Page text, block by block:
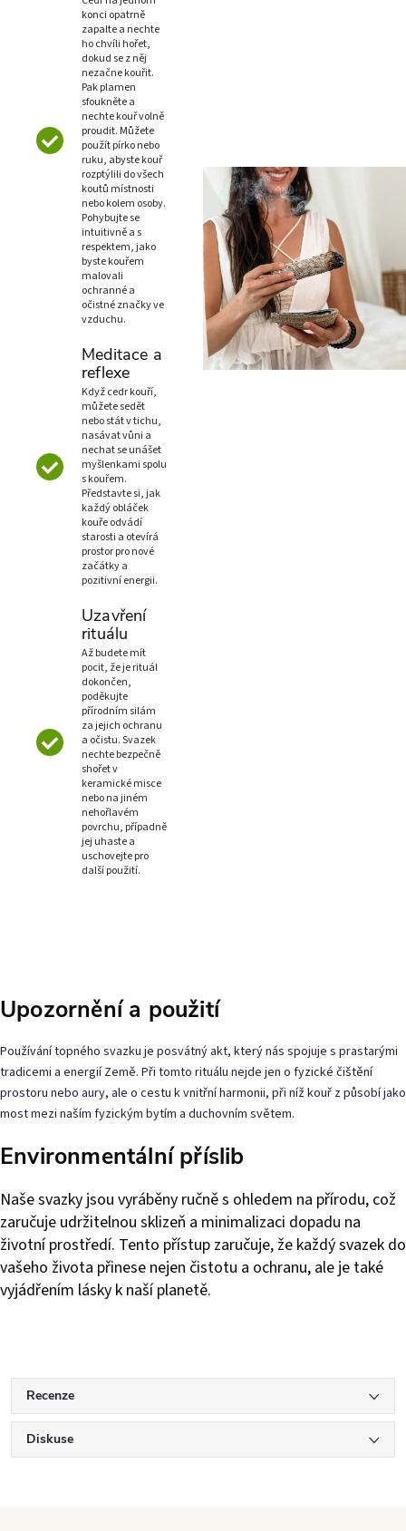
konci opatrně
zapalte a nechte
ho chvíli hořet,
dokud se z něj
nezačne kouřit.
Pak plamen
sfoukněte a
nechte kouř volně
proudit. Můžete
použít pírko nebo
ruku, abyste kouř
rozptýlili do všech
koutů místnosti
nebo kolem osoby.
Pohybujte se
intuitivně a s
respektem, jako
byste kouřem
malovali
ochranné a
očistné značky ve
vzduchu.
Meditace a
reflexe
Když cedr kouří,
můžete sedět
nebo stát v tichu,
nasávat vůni a
nechat se unášet
myšlenkami spolu
s kouřem.
Představte si, jak
každý obláček
kouře odvádí
starosti a otevírá
prostor pro nové
začátky a
pozitivní energii.
Uzavření
rituálu
Až budete mít
pocit, že je rituál
dokončen,
poděkujte
přírodním silám
za jejich ochranu
a očistu. Svazek
nechte bezpečně
shořet v
keramické misce
nebo na jiném
nehořlavém
povrchu, případně
jej uhaste a
uschovejte pro
další použití.
Upozornění a použití
Používání topného svazku je posvátný akt, který nás spojuje s prastarými
tradicemi a energií Země. Při tomto rituálu nejde jen o fyzické čištění
prostoru nebo aury, ale o cestu k vnitřní harmonii, při níž kouř z působí jako
most mezi naším fyzickým bytím a duchovním světem.
Environmentální příslib
Naše svazky jsou vyráběny ručně s ohledem na přírodu, což
zaručuje udržitelnou sklizeň a minimalizaci dopadu na
životní prostředí. Tento přístup zaručuje, že každý svazek do
vašeho života přinese nejen čistotu a ochranu, ale je také
vyjádřením lásky k naší planetě.
Recenze
Diskuse